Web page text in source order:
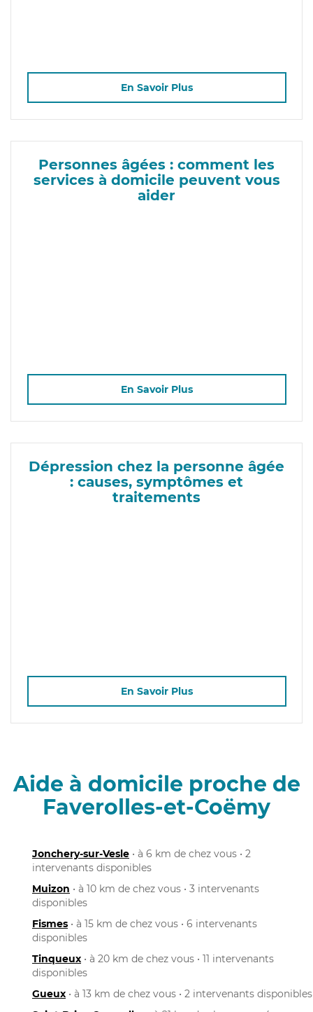
En Savoir Plus
Personnes âgées : comment les
services à domicile peuvent vous
aider
En Savoir Plus
Dépression chez la personne âgée
: causes, symptômes et
traitements
En Savoir Plus
Aide à domicile proche de
Faverolles-et-Coëmy
Jonchery-sur-Vesle • à 6 km de chez vous • 2
intervenants disponibles
Muizon • à 10 km de chez vous • 3 intervenants
disponibles
Fismes • à 15 km de chez vous • 6 intervenants
disponibles
Tinqueux • à 20 km de chez vous • 11 intervenants
disponibles
Gueux • à 13 km de chez vous • 2 intervenants disponibles